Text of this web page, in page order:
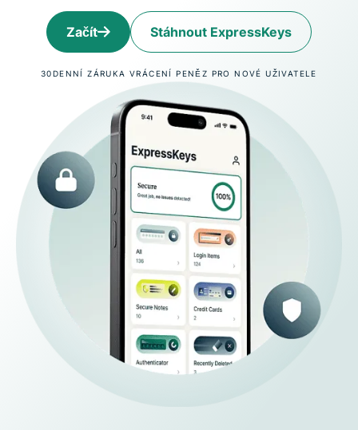
Začít Stáhnout ExpressKeys
30DENNÍ ZÁRUKA VRÁCENÍ PENĚZ PRO NOVÉ UŽIVATELE